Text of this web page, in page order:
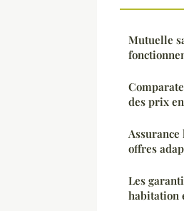
Mutuelle
des prix
offres
Les
habitation